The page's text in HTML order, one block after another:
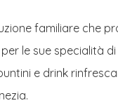
familiare che
le sue specialità
e drink